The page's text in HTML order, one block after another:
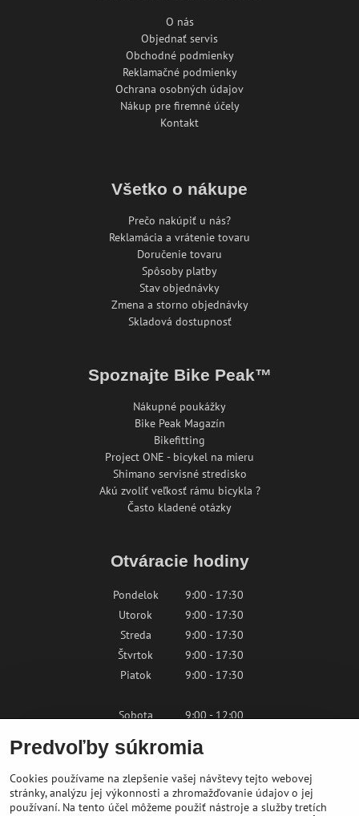
O nás
Objednať servis
Obchodné podmienky
Reklamačné podmienky
Ochrana osobných údajov
Nákup pre firemné účely
Kontakt
Všetko o nákupe
Prečo nakúpiť u nás?
Reklamácia a vrátenie tovaru
Doručenie tovaru
Spôsoby platby
Stav objednávky
Zmena a storno objednávky
Skladová dostupnosť
Spoznajte Bike Peak™
Nákupné poukážky
Bike Peak Magazín
Bikefitting
Project ONE - bicykel na mieru
Shimano servisné stredisko
Akú zvoliť veľkosť rámu bicykla ?
Často kladené otázky
Otváracie hodiny
Pondelok
9:00 - 17:30
Utorok
9:00 - 17:30
Streda
9:00 - 17:30
Štvrtok
9:00 - 17:30
Piatok
9:00 - 17:30
Sobota
9:00 - 12:00
Kontaktujte nás
Predvoľby súkromia
Cookies používame na zlepšenie vašej návštevy tejto webovej
stránky, analýzu jej výkonnosti a zhromažďovanie údajov o jej
používaní. Na tento účel môžeme použiť nástroje a služby tretích